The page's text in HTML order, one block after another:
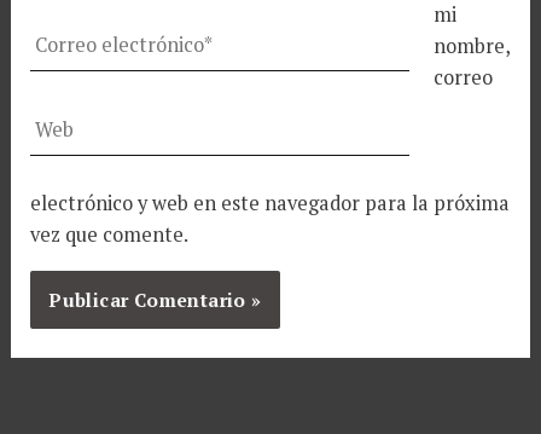
Correo
electrónico*
Web
mi
nombre,
correo
electrónico y web en este navegador para la próxima
vez que comente.